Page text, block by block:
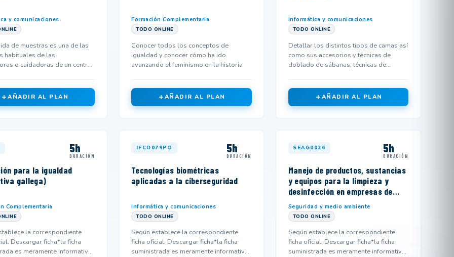
y comunicaciones
de muestras es una de las
habituales de las
o cuidadoras de un centro
AÑADIR AL PLAN
Formación Complementaria
TODO ONLINE
Conocer todos los conceptos de
igualdad y conocer cómo ha ido
avanzando el feminismo en la historia
AÑADIR AL PLAN
Informática y comunicaciones
TODO ONLINE
Detallar los distintos tipos de camas así
como sus accesorios y técnicas de
doblado de sábanas, técnicas de
AÑADIR AL PLAN
5h
DURACIÓN
para la igualdad
gallega)
Complementaria
la correspondiente
Descargar ficha*la ficha
es meramente informativa
IFCD079PO 5h
DURACIÓN
Tecnologías biométricas
aplicadas a la ciberseguridad
Informática y comunicaciones
TODO ONLINE
Según establece la correspondiente
ficha oficial. Descargar ficha*la ficha
suministrada es meramente informativa
SEAG0026 5h
DURACIÓN
Manejo de productos, sustancias
y equipos para la limpieza y
desinfección en empresas de
limpieza
Seguridad y medio ambiente
TODO ONLINE
Según establece la correspondiente
ficha oficial. Descargar ficha*la ficha
suministrada es meramente informativa